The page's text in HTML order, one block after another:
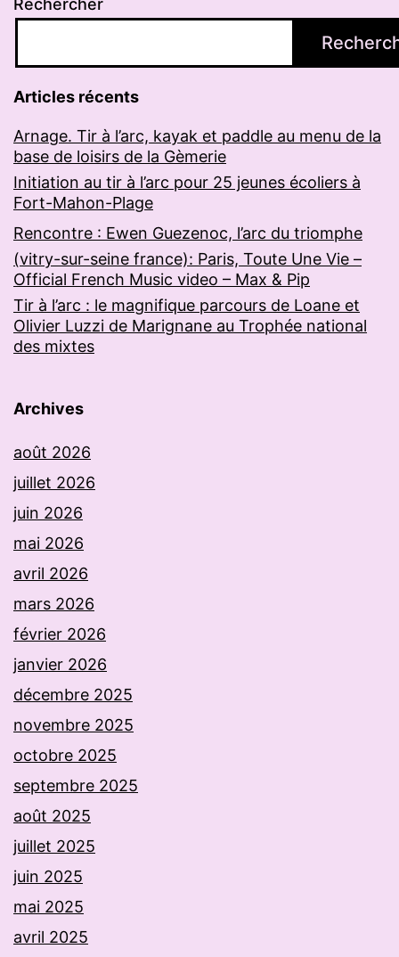
Rechercher
Articles récents
Arnage. Tir à l’arc, kayak et paddle au menu de la
base de loisirs de la Gèmerie
Initiation au tir à l’arc pour 25 jeunes écoliers à
Fort-Mahon-Plage
Rencontre : Ewen Guezenoc, l’arc du triomphe
(vitry-sur-seine france): Paris, Toute Une Vie –
Official French Music video – Max & Pip
Tir à l’arc : le magnifique parcours de Loane et
Olivier Luzzi de Marignane au Trophée national
des mixtes
Archives
août 2026
juillet 2026
juin 2026
mai 2026
avril 2026
mars 2026
février 2026
janvier 2026
décembre 2025
novembre 2025
octobre 2025
septembre 2025
août 2025
juillet 2025
juin 2025
mai 2025
avril 2025